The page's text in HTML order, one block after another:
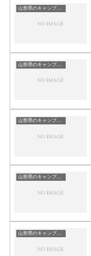
山形県のキャンプ場一覧
山形県のキャンプ場一覧
山形県のキャンプ場一覧
山形県のキャンプ場一覧
山形県のキャンプ場一覧